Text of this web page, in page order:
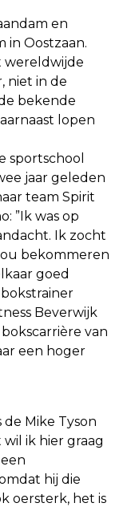
en
in Oostzaan.
wereldwijde
niet in de
bekende
lopen
sportschool
jaar geleden
team Spirit
”Ik was op
Ik zocht
bekommeren
goed
Beverwijk
van
een hoger
de Mike Tyson
ik hier graag
hij die
oersterk, het is